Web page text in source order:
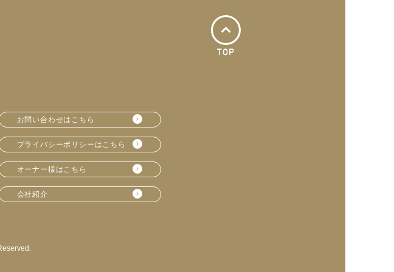
TOP
お問い合わせはこちら
プライバシーポリシーはこちら
オーナー様はこちら
会社紹介